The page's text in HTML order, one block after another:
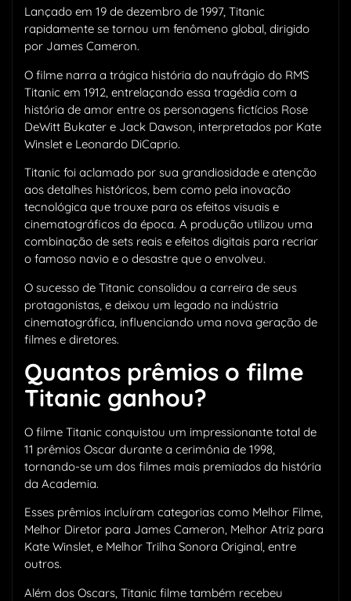
Lançado em 19 de dezembro de 1997, Titanic
rapidamente se tornou um fenômeno global, dirigido
por James Cameron.
O filme narra a trágica história do naufrágio do RMS
Titanic em 1912, entrelaçando essa tragédia com a
história de amor entre os personagens fictícios Rose
DeWitt Bukater e Jack Dawson, interpretados por Kate
Winslet e Leonardo DiCaprio.
Titanic foi aclamado por sua grandiosidade e atenção
aos detalhes históricos, bem como pela inovação
tecnológica que trouxe para os efeitos visuais e
cinematográficos da época. A produção utilizou uma
combinação de sets reais e efeitos digitais para recriar
o famoso navio e o desastre que o envolveu.
O sucesso de Titanic consolidou a carreira de seus
protagonistas, e deixou um legado na indústria
cinematográfica, influenciando uma nova geração de
filmes e diretores.
Quantos prêmios o filme
Titanic ganhou?
O filme Titanic conquistou um impressionante total de
11 prêmios Oscar durante a cerimônia de 1998,
tornando-se um dos filmes mais premiados da história
da Academia.
Esses prêmios incluíram categorias como Melhor Filme,
Melhor Diretor para James Cameron, Melhor Atriz para
Kate Winslet, e Melhor Trilha Sonora Original, entre
outros.
Além dos Oscars, Titanic filme também recebeu